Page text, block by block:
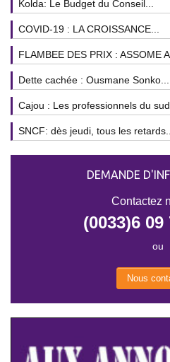
Kolda: Le Budget du Conseil...
COVID-19 : LA CROISSANCE...
FLAMBEE DES PRIX : ASSOME
Dette cachée : Ousmane Sonko...
Cajou : Les professionnels du
SNCF: dès jeudi, tous les retards...
DEMANDE
Contactez
(0033)6 09
ou
Nous